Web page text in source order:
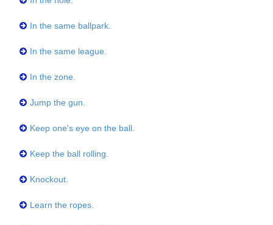
In the same ballpark.
In the same league.
In the zone.
Jump the gun.
Keep one's eye on the ball.
Keep the ball rolling.
Knockout.
Learn the ropes.